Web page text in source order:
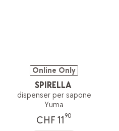
Online Only
SPIRELLA
dispenser per sapone
Yuma
CHF 11 90